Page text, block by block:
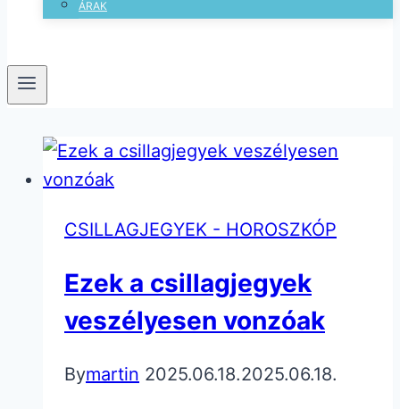
ÁRAK
CSILLAGJEGYEK - HOROSZKÓP
Ezek a csillagjegyek
veszélyesen vonzóak
Bymartin 2025.06.18.2025.06.18.